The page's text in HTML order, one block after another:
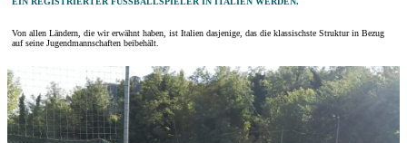
Von allen Ländern, die wir erwähnt haben, ist Italien dasjenige, das die klassischste Struktur in Bezug
auf seine Jugendmannschaften beibehält.